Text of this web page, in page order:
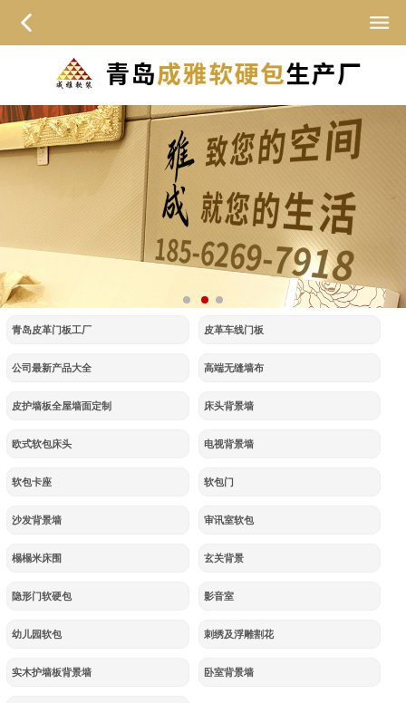
青岛皮革门板工厂 皮革车线门板
公司最新产品大全 高端无缝墙布
皮护墙板全屋墙面定制 床头背景墙
欧式软包床头 电视背景墙
软包卡座 软包门
沙发背景墙 审讯室软包
榻榻米床围 玄关背景
隐形门软硬包 影音室
幼儿园软包 刺绣及浮雕割花
实木护墙板背景墙 卧室背景墙